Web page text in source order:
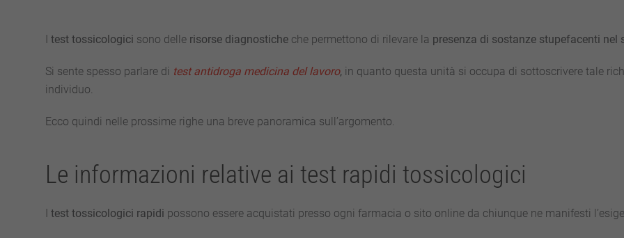
del
lavoro
i
I test tossicologici sono delle risorse diagnosticheche permettono di rilevare la presenza di sostanze stupefacenti nel
Si sente spesso parlare di test antidroga medicina del lavoro, in quanto questa unità si occupa di sottoscrivere tale
individuo.
Ecco quindi nelle prossime righe una breve panoramica sull’argomento.
Le informazioni relative ai test rapidi tossicologici
I test tossicologici rapidi possono essere acquistati presso ogni farmacia o sito online da chiunque ne manifesti